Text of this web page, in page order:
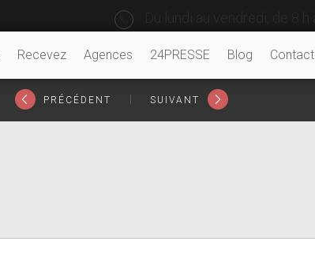
Recevez Agences 24PRESSE Blog Contact
PRÉCÉDENT SUIVANT